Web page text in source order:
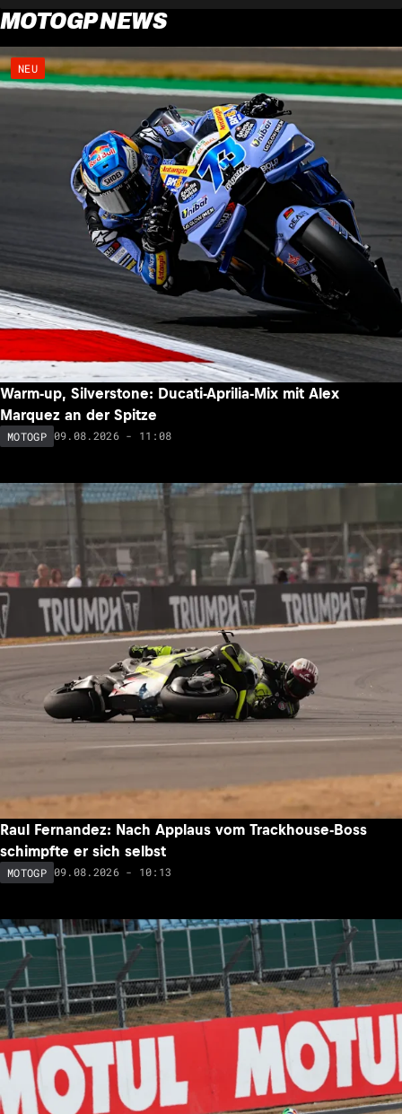
MOTOGP NEWS
NEU
Warm-up, Silverstone: Ducati-Aprilia-Mix mit Alex
Marquez an der Spitze
MOTOGP 09.08.2026 - 11:08
Raul Fernandez: Nach Applaus vom Trackhouse-Boss
schimpfte er sich selbst
MOTOGP 09.08.2026 - 10:13